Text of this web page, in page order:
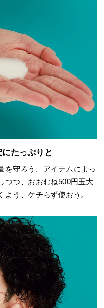
にたっぷりと
を守ろう。アイテムによっ
つつ、おおむね500円玉大
う、ケチらず使おう。